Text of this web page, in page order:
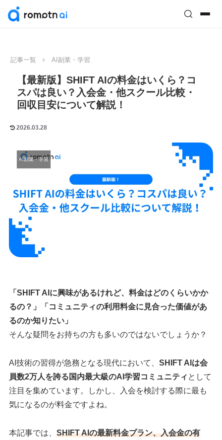
記事一覧 AI副業・学習
【最新版】SHIFT AIの料金はいくら？コ
スパは良い？入会金・他スクール比較・
回収目安について解説！
2026.03.28
AI副業・学習
「SHIFT AIに興味があるけれど、料金はどのくらいかか
るの？」「コミュニティの利用料金に見合った価値があ
るのか知りたい」
そんな疑問をお持ちの方も多いのではないでしょうか？
AI技術の習得が急務となる現代において、SHIFT AIは会
員数2万人を誇る国内最大級のAI学習コミュニティ として
注目を集めています。しかし、入会を検討する際に最も
気になるのが料金ですよね。
本記事では、SHIFT AIの最新料金プラン、入会金の有